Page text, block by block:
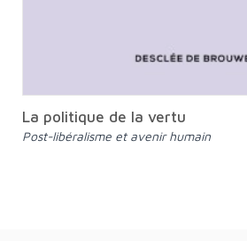
La politique de la vertu
Post-libéralisme et avenir humain